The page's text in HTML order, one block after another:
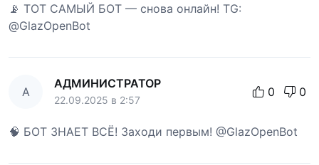
📡 ТОТ САМЫЙ БОТ — снова онлайн! TG:
@GlazOpenBot
А
АДМИНИСТРАТОР
22.09.2025 в 2:57
0 0
🧠 БОТ ЗНАЕТ ВСЁ! Заходи первым! @GlazOpenBot